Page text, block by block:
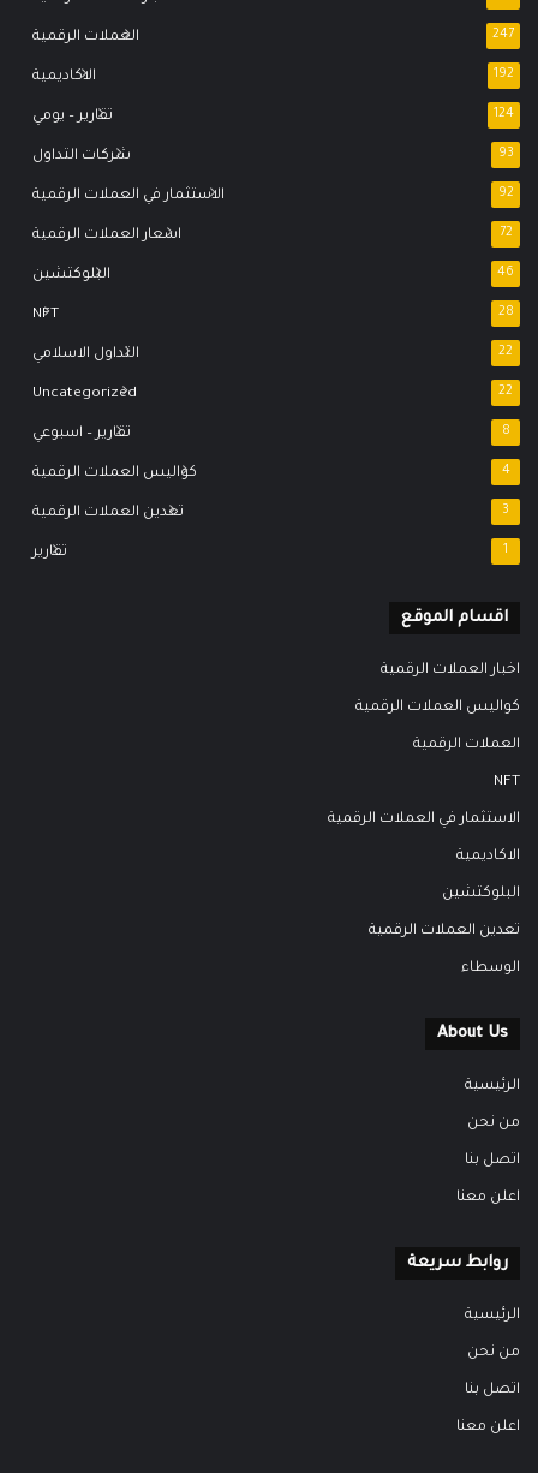
العملات الرقمية 247
الاكاديمية 192
تقارير – يومي 124
شركات التداول 93
الاستثمار في العملات الرقمية 92
اسعار العملات الرقمية 72
البلوكتشين 46
NFT 28
التداول الاسلامي 22
Uncategorized 22
تقارير – اسبوعي 8
كواليس العملات الرقمية 4
تعدين العملات الرقمية 3
تقارير 1
اقسام الموقع
اخبار العملات الرقمية
كواليس العملات الرقمية
العملات الرقمية
NFT
الاستثمار في العملات الرقمية
الاكاديمية
البلوكتشين
تعدين العملات الرقمية
الوسطاء
About Us
الرئيسية
من نحن
اتصل بنا
اعلن معنا
روابط سريعة
الرئيسية
من نحن
اتصل بنا
اعلن معنا